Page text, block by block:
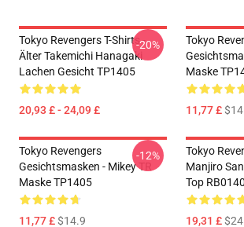
Tokyo Revengers T-Shirts -
Älter Takemichi Hanagaki
Lachen Gesicht TP1405
20,93 £ - 24,09 £
-20%
Tokyo
Maske
11,77 £
Tokyo Revengers
Gesichtsmasken - Mikey TR
Maske TP1405
11,77 £$14.9
-12%
Tokyo
Manjiro
Top
19,31 £